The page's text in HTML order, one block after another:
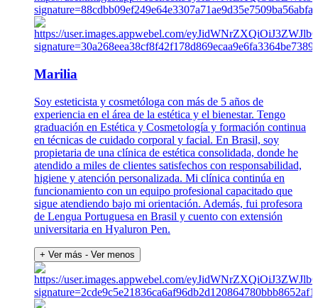
Marilia
Soy esteticista y cosmetóloga con más de 5 años de
experiencia en el área de la estética y el bienestar. Tengo
graduación en Estética y Cosmetología y formación continua
en técnicas de cuidado corporal y facial. En Brasil, soy
propietaria de una clínica de estética consolidada, donde he
atendido a miles de clientes satisfechos con responsabilidad,
higiene y atención personalizada. Mi clínica continúa en
funcionamiento con un equipo profesional capacitado que
sigue atendiendo bajo mi orientación. Además, fui profesora
de Lengua Portuguesa en Brasil y cuento con extensión
universitaria en Hyaluron Pen.
+ Ver más - Ver menos